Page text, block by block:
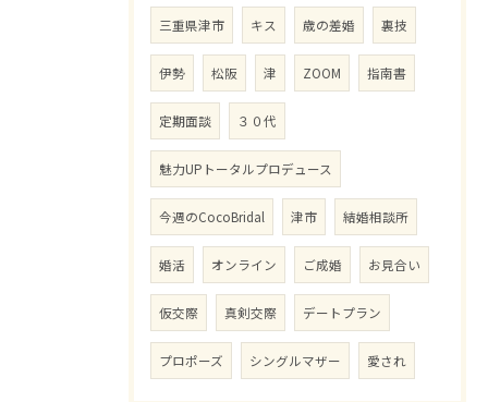
三重県津市 キス 歳の差婚 裏技
伊勢 松阪 津 ZOOM 指南書
定期面談 ３０代
魅力UPトータルプロデュース
今週のCocoBridal 津市 結婚相談所
婚活 オンライン ご成婚 お見合い
仮交際 真剣交際 デートプラン
プロポーズ シングルマザー 愛され